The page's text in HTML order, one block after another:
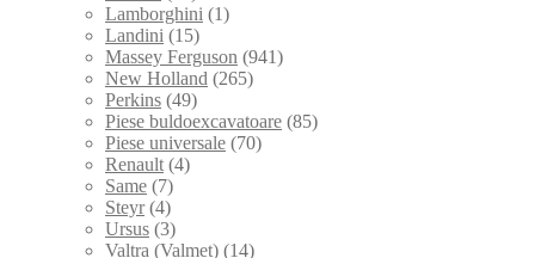
Lamborghini (1)
Landini (15)
Massey Ferguson (941)
New Holland (265)
Perkins (49)
Piese buldoexcavatoare (85)
Piese universale (70)
Renault (4)
Same (7)
Steyr (4)
Ursus (3)
Valtra (Valmet) (14)